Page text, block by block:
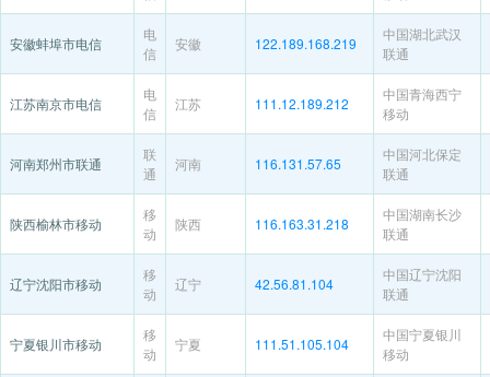
安徽蚌埠市电信
电
信
安徽 122.189.168.219
中国湖北武汉
联通
江苏南京市电信
电
信
江苏 111.12.189.212
中国青海西宁
移动
河南郑州市联通
联
通
河南 116.131.57.65
中国河北保定
联通
陕西榆林市移动
移
动
陕西 116.163.31.218
中国湖南长沙
联通
辽宁沈阳市移动
移
动
辽宁 42.56.81.104
中国辽宁沈阳
联通
宁夏银川市移动
移
动
宁夏 111.51.105.104
中国宁夏银川
移动